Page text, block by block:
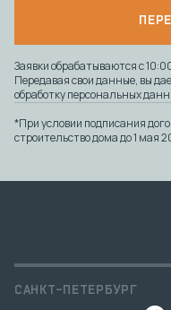
Заявки обрабатываются с
Передавая свои данные, вы
обработку персональных
*При условии подписания
строительство дома до 1 мая
САНКТ-ПЕТЕРБУРГ